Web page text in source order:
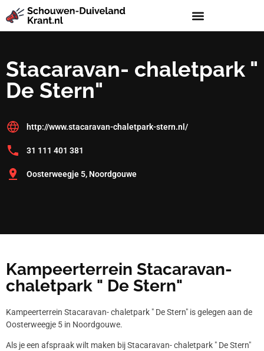
Stacaravan- chaletpark "
De Stern"
http://www.stacaravan-chaletpark-stern.nl/
31 111 401 381
Oosterweegje 5, Noordgouwe
Kampeerterrein Stacaravan-
chaletpark " De Stern"
Kampeerterrein Stacaravan- chaletpark " De Stern" is gelegen aan de
Oosterweegje 5 in Noordgouwe.
Als je een afspraak wilt maken bij Stacaravan- chaletpark " De Stern"